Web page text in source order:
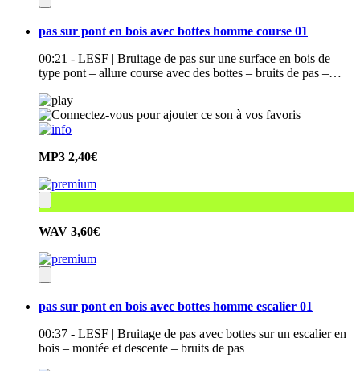
pas sur pont en bois avec bottes homme course 01
00:21 - LESF | Bruitage de pas sur une surface en bois de
type pont – allure course avec des bottes – bruits de pas –…
MP3 2,40€
WAV 3,60€
pas sur pont en bois avec bottes homme escalier 01
00:37 - LESF | Bruitage de pas avec bottes sur un escalier en
bois – montée et descente – bruits de pas